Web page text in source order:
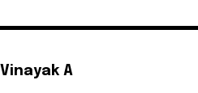
Vinayak A